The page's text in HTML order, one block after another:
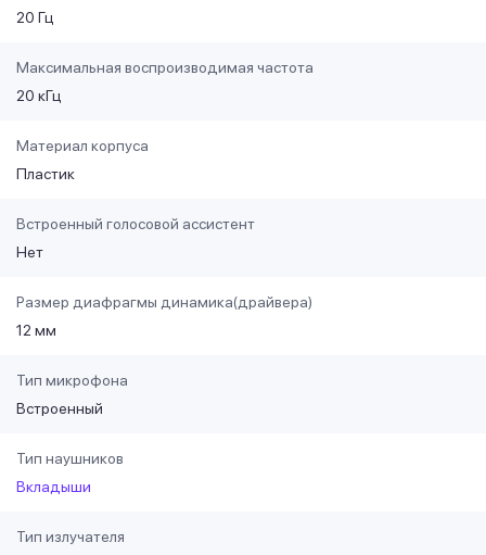
20 Гц
Максимальная воспроизводимая частота
20 кГц
Материал корпуса
Пластик
Встроенный голосовой ассистент
Нет
Размер диафрагмы динамика(драйвера)
12 мм
Тип микрофона
Встроенный
Тип наушников
Вкладыши
Тип излучателя